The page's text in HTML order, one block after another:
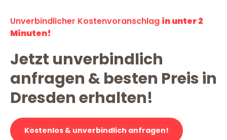
Unverbindlicher Kostenvoranschlag in unter 2
Minuten!
Jetzt unverbindlich
anfragen & besten Preis in
Dresden erhalten!
Kostenlos & unverbindlich anfragen!